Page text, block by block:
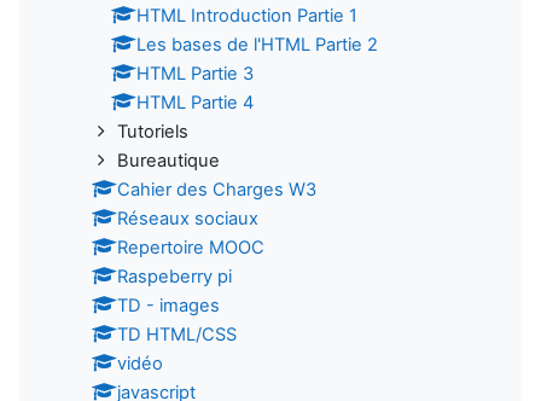
HTML Introduction Partie 1
Les bases de l'HTML Partie 2
HTML Partie 3
HTML Partie 4
Tutoriels
Bureautique
Cahier des Charges W3
Réseaux sociaux
Repertoire MOOC
Raspeberry pi
TD - images
TD HTML/CSS
vidéo
javascript